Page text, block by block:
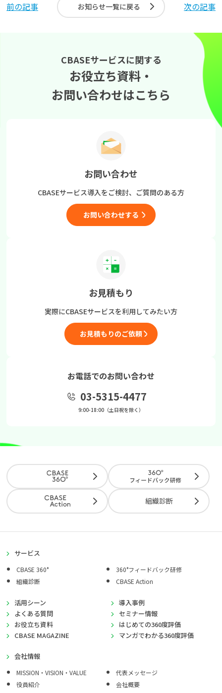
前の記事 お知らせ一覧に戻る 次の記事
CBASEサービスに関する
お役立ち資料・
お問い合わせはこちら
お問い合わせ
CBASEサービス導入をご検討、 ご質問のある方
お問い合わせする
お見積もり
実際にCBASEサービスを利用してみたい方
お見積もりのご依頼
お電話でのお問い合わせ
03-5315-4477
9:00-18:00（土日祝を除く）
組織診断
サービス
CBASE 360°
360°フィードバック研修
組織診断
CBASE Action
活用シーン
導入事例
よくある質問
セミナー情報
お役立ち資料
はじめての360度評価
CBASE MAGAZINE
マンガでわかる360度評価
会社情報
MISSION・VISION・VALUE
代表メッセージ
役員紹介
会社概要